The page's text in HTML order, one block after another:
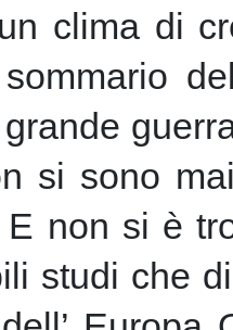
clima di
si sono
E non si è
studi che